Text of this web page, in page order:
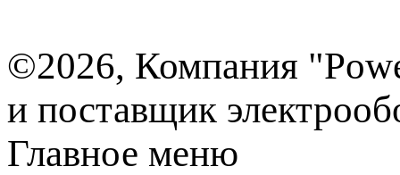
©2026, Компания
и поставщик
Главное меню